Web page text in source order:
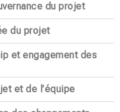
du projet
du projet
et engagement des
et de l’équipe